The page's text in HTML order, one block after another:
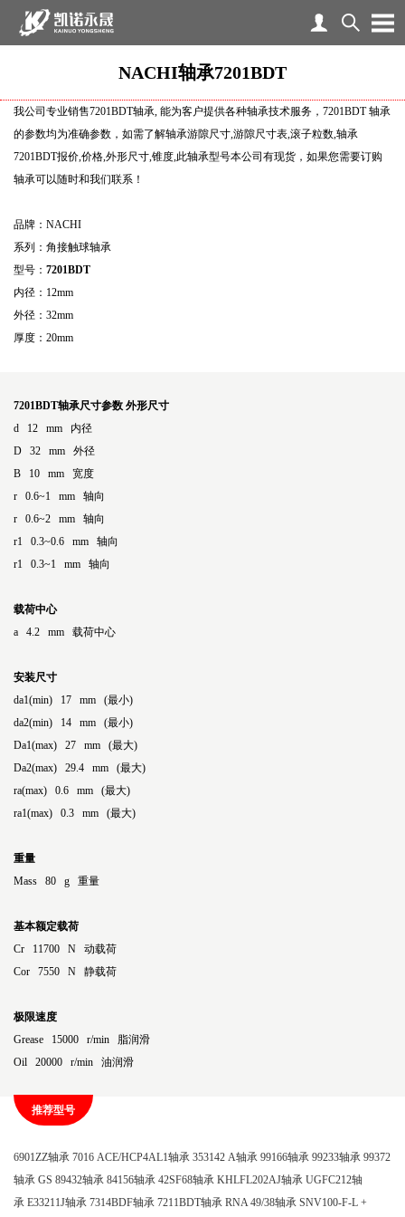
NACHI轴承7201BDT
我公司专业销售7201BDT轴承, 能为客户提供各种轴承技术服务，7201BDT 轴承
的参数均为准确参数，如需了解轴承游隙尺寸,游隙尺寸表,滚子粒数,轴承
7201BDT报价,价格,外形尺寸,锥度,此轴承型号本公司有现货，如果您需要订购
轴承可以随时和我们联系！
品牌：NACHI
系列：角接触球轴承
型号： 7201BDT
内径：12mm
外径：32mm
厚度：20mm
7201BDT轴承尺寸参数 外形尺寸
d 12 mm 内径
D 32 mm 外径
B 10 mm 宽度
r 0.6~1 mm 轴向
r 0.6~2 mm 轴向
r1 0.3~0.6 mm 轴向
r1 0.3~1 mm 轴向
载荷中心
a 4.2 mm 载荷中心
安装尺寸
da1(min) 17 mm (最小)
da2(min) 14 mm (最小)
Da1(max) 27 mm (最大)
Da2(max) 29.4 mm (最大)
ra(max) 0.6 mm (最大)
ra1(max) 0.3 mm (最大)
重量
Mass 80 g 重量
基本额定载荷
Cr 11700 N 动载荷
Cor 7550 N 静载荷
极限速度
Grease 15000 r/min 脂润滑
Oil 20000 r/min 油润滑
推荐型号
6901ZZ轴承 7016 ACE/HCP4AL1轴承 353142 A轴承 99166轴承 99233轴承 99372
轴承 GS 89432轴承 84156轴承 42SF68轴承 KHLFL202AJ轴承 UGFC212轴
承 E33211J轴承 7314BDF轴承 7211BDT轴承 RNA 49/38轴承 SNV100-F-L +